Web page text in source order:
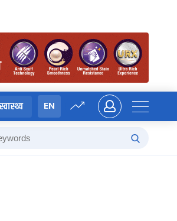
स्वास्थ्य EN